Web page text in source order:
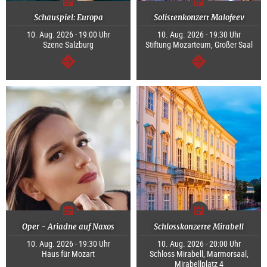
Schauspiel: Europa
10. Aug. 2026 - 19:00 Uhr
Szene Salzburg
weiter
Solistenkonzert Malofeev
10. Aug. 2026 - 19:30 Uhr
Stiftung Mozarteum, Großer Saal
weiter
Oper - Ariadne auf Naxos
10. Aug. 2026 - 19:30 Uhr
Haus für Mozart
Schlosskonzerte Mirabell
10. Aug. 2026 - 20:00 Uhr
Schloss Mirabell, Marmorsaal,
Mirabellplatz 4